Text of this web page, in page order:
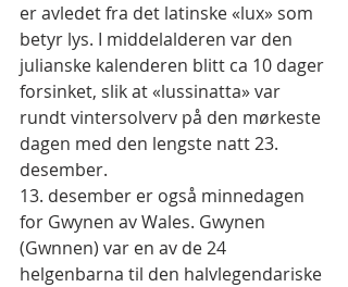
er avledet fra det latinske «lux» som
betyr lys. I middelalderen var den
julianske kalenderen blitt ca 10 dager
forsinket, slik at «lussinatta» var
rundt vintersolverv på den mørkeste
dagen med den lengste natt 23.
desember.
13. desember er også minnedagen
for Gwynen av Wales. Gwynen
(Gwnnen) var en av de 24
helgenbarna til den halvlegendariske